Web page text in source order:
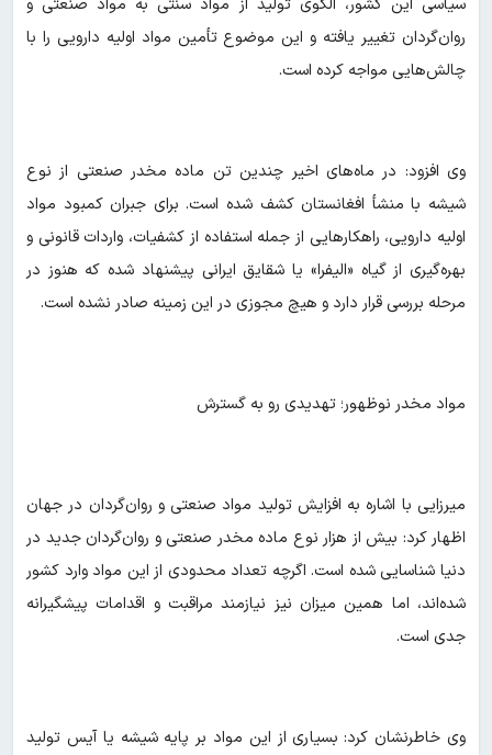
سیاسی این کشور، الگوی تولید از مواد سنتی به مواد صنعتی و
روان‌گردان تغییر یافته و این موضوع تأمین مواد اولیه دارویی را با
چالش‌هایی مواجه کرده است.
وی افزود: در ماه‌های اخیر چندین تن ماده مخدر صنعتی از نوع
شیشه با منشأ افغانستان کشف شده است. برای جبران کمبود مواد
اولیه دارویی، راهکارهایی از جمله استفاده از کشفیات، واردات قانونی و
بهره‌گیری از گیاه «الیفرا» یا شقایق ایرانی پیشنهاد شده که هنوز در
مرحله بررسی قرار دارد و هیچ مجوزی در این زمینه صادر نشده است.
مواد مخدر نوظهور؛ تهدیدی رو به گسترش
میرزایی با اشاره به افزایش تولید مواد صنعتی و روان‌گردان در جهان
اظهار کرد: بیش از هزار نوع ماده مخدر صنعتی و روان‌گردان جدید در
دنیا شناسایی شده است. اگرچه تعداد محدودی از این مواد وارد کشور
شده‌اند، اما همین میزان نیز نیازمند مراقبت و اقدامات پیشگیرانه
جدی است.
وی خاطرنشان کرد: بسیاری از این مواد بر پایه شیشه یا آیس تولید